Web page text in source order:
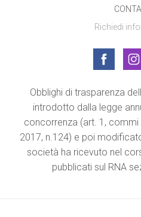
Richiedi
Obblighi di trasparenza
introdotto dalla legge
concorrenza (art. 1,
2017, n.124) e poi
società ha ricevuto nel
pubblicati sul RNA